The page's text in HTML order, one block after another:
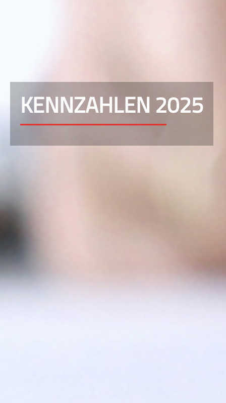
KENNZAHLEN 2025